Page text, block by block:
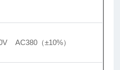
AC380（±10%）